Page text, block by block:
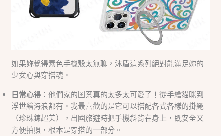
如果妳覺得素色手機殼太無聊，沐盾這系列絕對能滿足妳的
少女心與穿搭魂。
日常心得 ：他們家的圖案真的太多太可愛了！從手繪貓咪到
浮世繪海浪都有。我最喜歡的是它可以搭配各式各樣的掛繩
（珍珠鍊超美），出國旅遊時把手機斜背在身上，既安全又
方便拍照，根本是穿搭的一部分。